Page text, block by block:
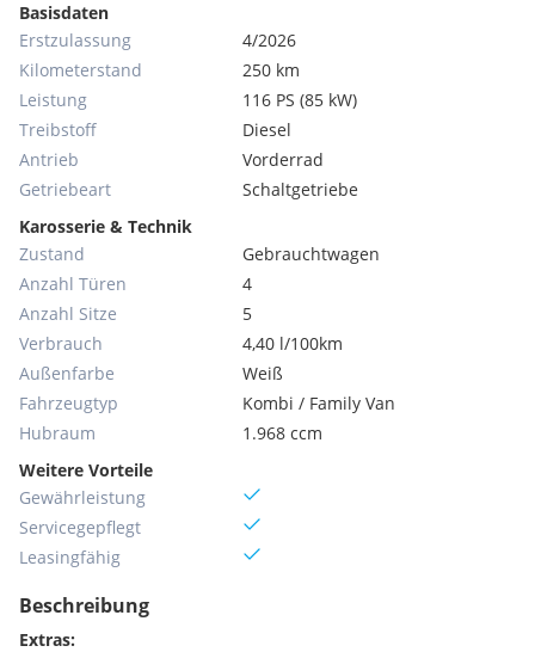
Basisdaten
Erstzulassung
4/2026
Kilometerstand
250 km
Leistung
116 PS (85 kW)
Treibstoff
Diesel
Antrieb
Vorderrad
Getriebeart
Schaltgetriebe
Karosserie & Technik
Zustand
Gebrauchtwagen
Anzahl Türen
4
Anzahl Sitze
5
Verbrauch
4,40 l/100km
Außenfarbe
Weiß
Fahrzeugtyp
Kombi / Family Van
Hubraum
1.968 ccm
Weitere Vorteile
Gewährleistung
Servicegepflegt
Leasingfähig
Beschreibung
Extras: